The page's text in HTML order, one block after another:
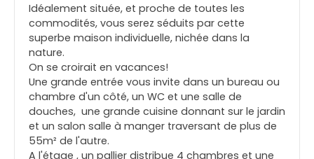
Idéalement située, et proche de toutes les
commodités, vous serez séduits par cette
superbe maison individuelle, nichée dans la
nature.
On se croirait en vacances!
Une grande entrée vous invite dans un bureau ou
chambre d'un côté, un WC et une salle de
douches, une grande cuisine donnant sur le jardin
et un salon salle à manger traversant de plus de
55m² de l'autre.
A l'étage , un pallier distribue 4 chambres et une